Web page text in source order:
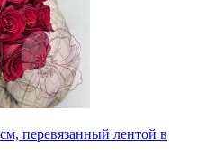
перевязанный лентой в